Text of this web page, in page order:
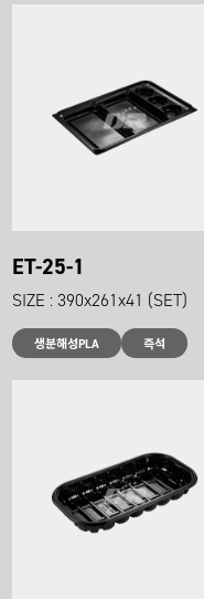
ET-25-1
SIZE : 390x261x41 (SET)
생분해성PLA 즉석